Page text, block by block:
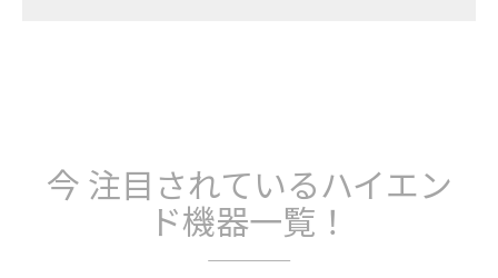
今 注目されているハイエン
ド機器一覧！